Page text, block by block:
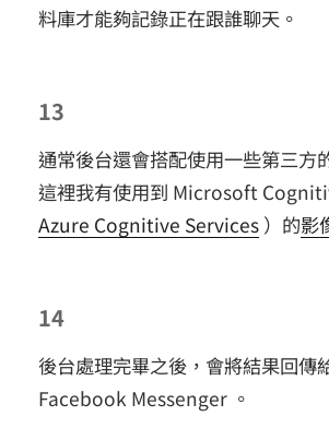
料庫才能夠記錄正在跟誰聊天。
13
通常後台還會搭配使用一些第三方
這裡我有使用到 Microsoft
Azure Cognitive Services）的影
14
後台處理完畢之後，會將結果回傳
Facebook Messenger 。